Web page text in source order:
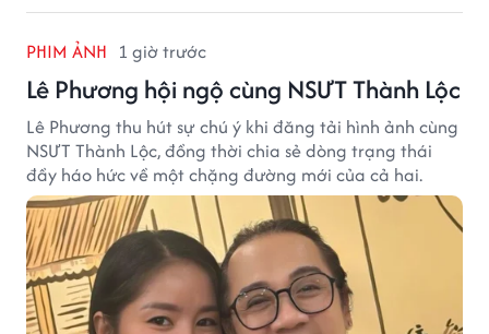
PHIM ẢNH 1 giờ trước
Lê Phương hội ngộ cùng NSƯT Thành Lộc
Lê Phương thu hút sự chú ý khi đăng tải hình ảnh cùng
NSƯT Thành Lộc, đồng thời chia sẻ dòng trạng thái
đầy háo hức về một chặng đường mới của cả hai.